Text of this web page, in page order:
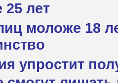
лет
моложе 18
упростит